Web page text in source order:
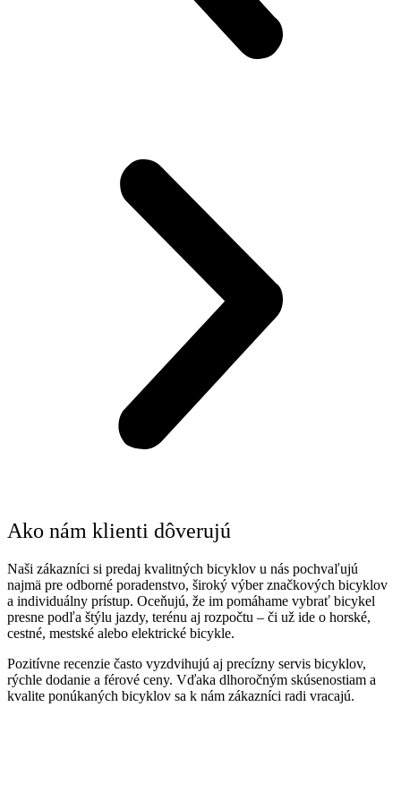
Ako nám klienti dôverujú
Naši zákazníci si predaj kvalitných bicyklov u nás pochvaľujú
najmä pre odborné poradenstvo, široký výber značkových bicyklov
a individuálny prístup. Oceňujú, že im pomáhame vybrať bicykel
presne podľa štýlu jazdy, terénu aj rozpočtu – či už ide o horské,
cestné, mestské alebo elektrické bicykle.
Pozitívne recenzie často vyzdvihujú aj precízny servis bicyklov,
rýchle dodanie a férové ceny. Vďaka dlhoročným skúsenostiam a
kvalite ponúkaných bicyklov sa k nám zákazníci radi vracajú.